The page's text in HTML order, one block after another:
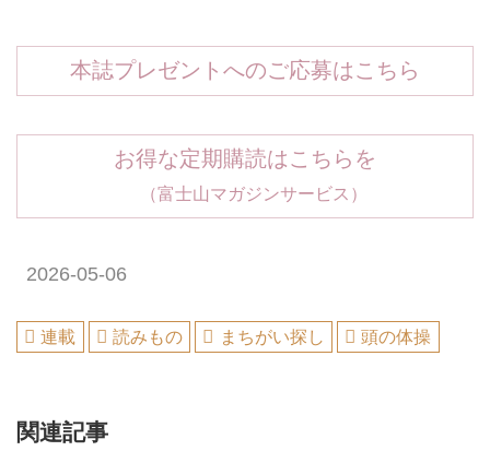
本誌プレゼントへのご応募はこちら
お得な定期購読はこちらを
（富士山マガジンサービス）
2026-05-06
連載 読みもの まちがい探し 頭の体操
関連記事